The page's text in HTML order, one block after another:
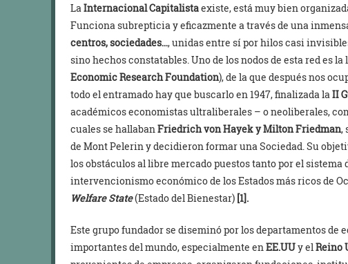
La Internacional Capitalistaexiste, está muy bien
Funciona subrepticia y eficazmente a través de una
centros, sociedades…, unidas entre sí por hilos casi
sino hechos constatables. Uno de los nodos de esta red es la
Economic Research Foundation), de la que después nos
todo el entramado hay que buscarlo en 1947, finalizada la II
académicos economistas ultraliberales – o neoliberales,
cuales se hallaban Friedrich von Hayek y Milton Friedman,
de Mont Pelerin y decidieron formar una Sociedad. Su
los obstáculos al libre mercado puestos tanto por el
intervencionismo económico de los Estados más ricos de
Welfare State(Estado del Bienestar) [1].
Este grupo fundador se diseminó por los departamentos de
importantes del mundo, especialmente en EE.UUy el Reino